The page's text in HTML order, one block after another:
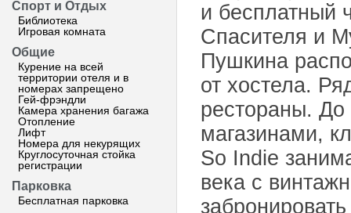
Спорт и Отдых
Библиотека
Игровая комната
Общие
Курение на всей
территории отеля и в
номерах запрещено
Гей-фрэндли
Камера хранения багажа
Отопление
Лифт
Номера для некурящих
Круглосуточная стойка
регистрации
Парковка
Бесплатная парковка
и бесплатный
Спасителя и
Пушкина
от хостела.
рестораны.
магазинами,
So Indie
века с